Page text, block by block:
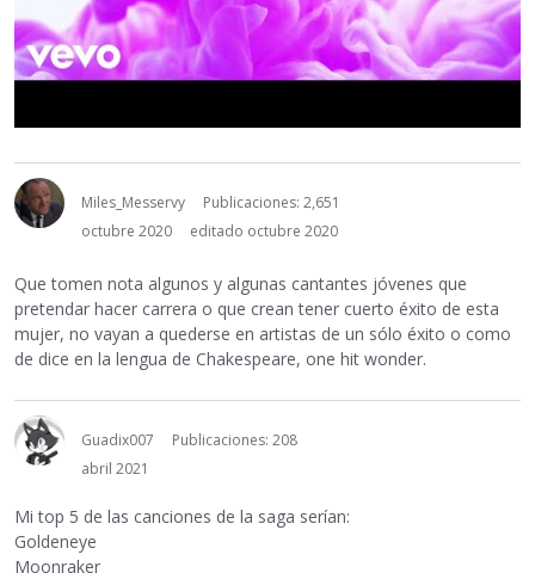
Miles_Messervy
Publicaciones: 2,651
octubre 2020
editado octubre 2020
Que tomen nota algunos y algunas cantantes jóvenes que
pretendar hacer carrera o que crean tener cuerto éxito de esta
mujer, no vayan a quederse en artistas de un sólo éxito o como
de dice en la lengua de Chakespeare, one hit wonder.
Guadix007
Publicaciones: 208
abril 2021
Mi top 5 de las canciones de la saga serían:
Goldeneye
Moonraker